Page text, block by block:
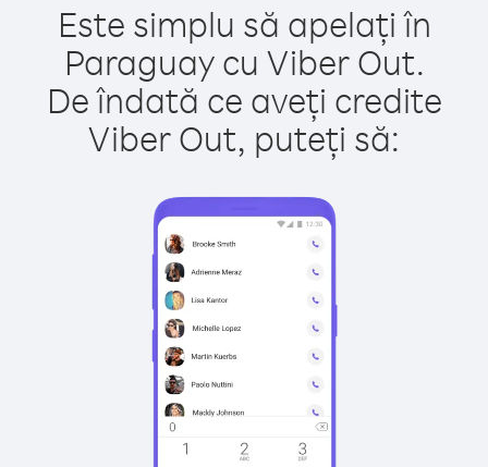
Este simplu să apelați în
Paraguay cu Viber Out.
De îndată ce aveți credite
Viber Out, puteți să: